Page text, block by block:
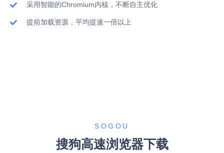
采用智能的Chromium内核，不断自主优化
提前加载资源，平均提速一倍以上
SOGOU
搜狗高速浏览器下载